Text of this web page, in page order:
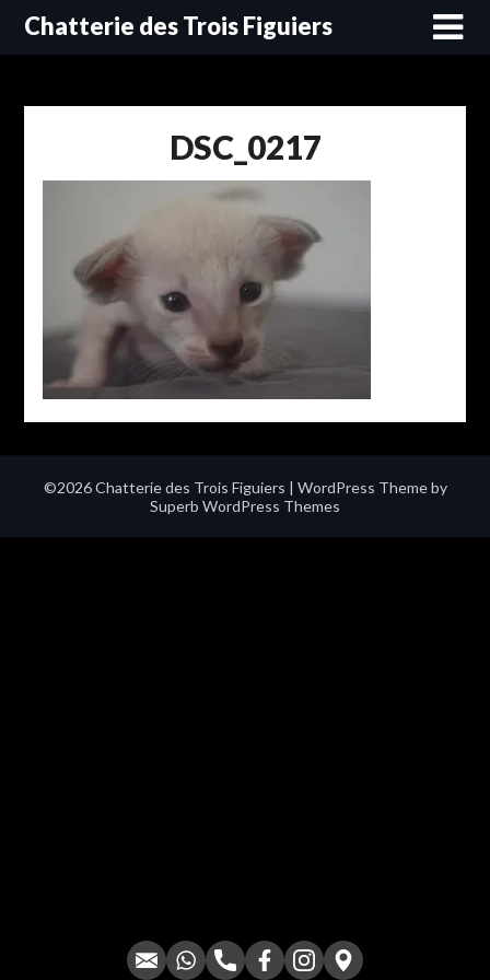
SkipChatterie des Trois Figuiers
DSC_0217
©2026 Chatterie des Trois Figuiers | WordPress Theme by
Superb WordPress Themes